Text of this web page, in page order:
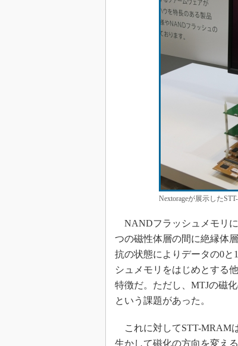
Nextorageが展示した
NANDフラッシュメモリ
つの磁性体層の間に絶縁体
抗の状態によりデータの0
シュメモリをはじめとする
特徴だ。ただし、MTJの磁
という課題があった。
これに対してSTT-MRAM
生かして磁化の方向を変え